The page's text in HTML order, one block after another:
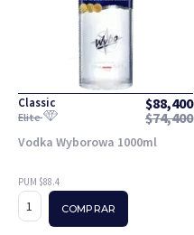
Classic $88,400
Elite $74,400
Vodka Wyborowa 1000ml
PUM $88.4
COMPRAR